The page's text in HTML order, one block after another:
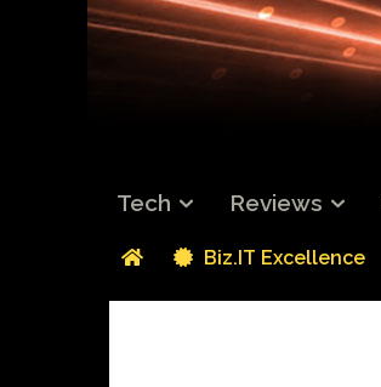
Tech Reviews
Biz.IT Excellence